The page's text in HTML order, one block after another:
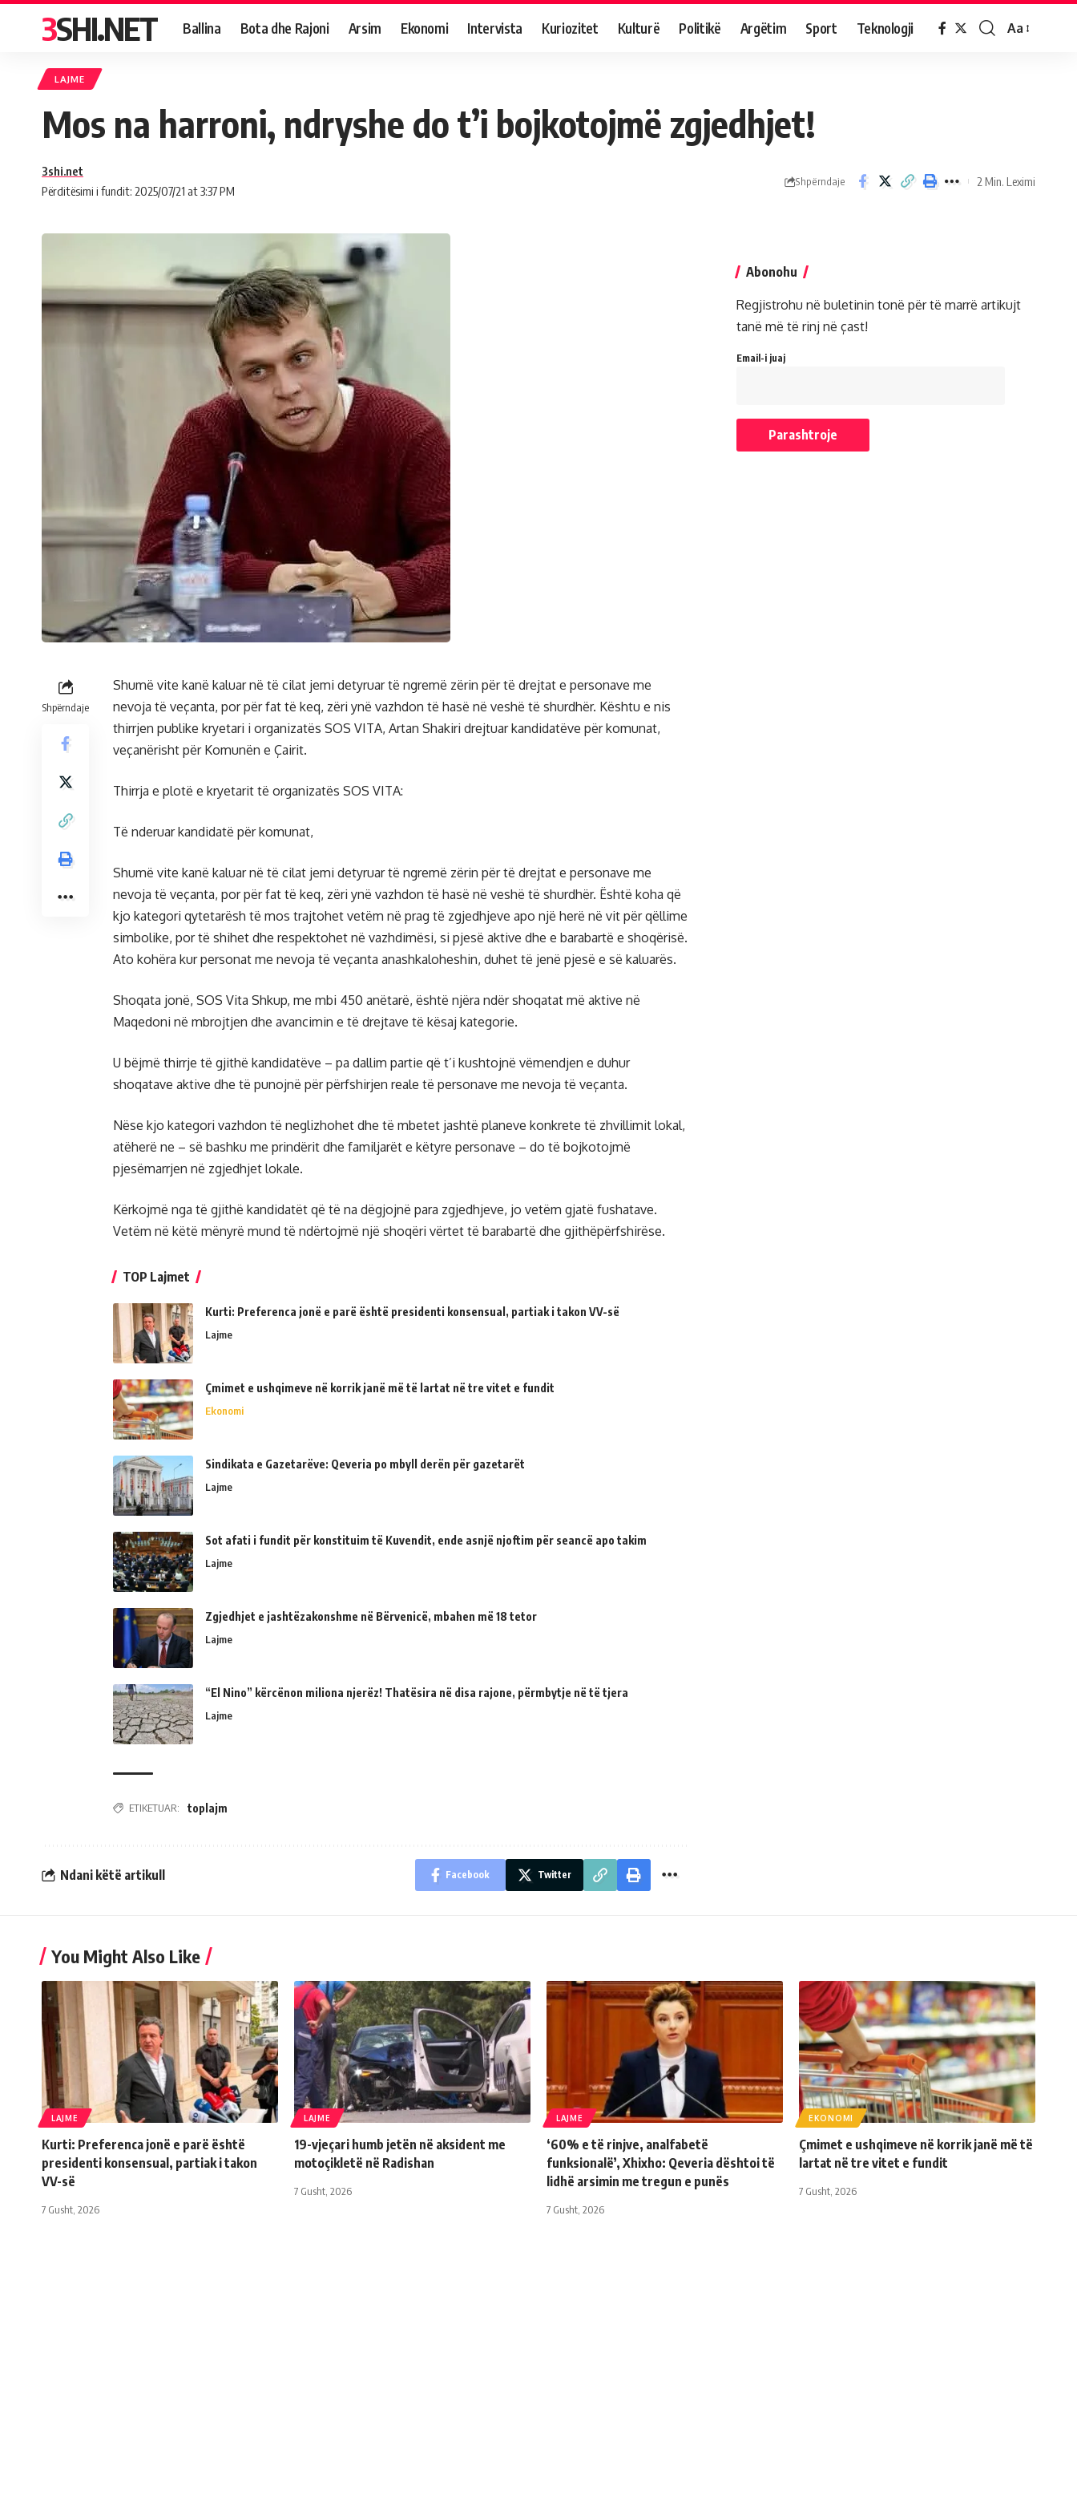
3SHI.NET Ballina Bota dhe Rajoni Arsim Ekonomi Intervista Kuriozitet Kulturë Politikë Argëtim Sport Teknologji Aa
LAJME
Mos na harroni, ndryshe do t’i bojkotojmë zgjedhjet!
Përditësimi i fundit: 2025/07/21 at 3:37 PM
3shi.net
Shpërndaje 2 Min. Leximi
Shpërndaje
Shumë vite kanë kaluar në të cilat jemi detyruar të ngremë zërin për të drejtat e personave me
nevoja të veçanta, por për fat të keq, zëri ynë vazhdon të hasë në veshë të shurdhër. Kështu e nis
thirrjen publike kryetari i organizatës SOS VITA, Artan Shakiri drejtuar kandidatëve për komunat,
veçanërisht për Komunën e Çairit.
Thirrja e plotë e kryetarit të organizatës SOS VITA:
Të nderuar kandidatë për komunat,
Shumë vite kanë kaluar në të cilat jemi detyruar të ngremë zërin për të drejtat e personave me
nevoja të veçanta, por për fat të keq, zëri ynë vazhdon të hasë në veshë të shurdhër. Është koha që
kjo kategori qytetarësh të mos trajtohet vetëm në prag të zgjedhjeve apo një herë në vit për qëllime
simbolike, por të shihet dhe respektohet në vazhdimësi, si pjesë aktive dhe e barabartë e shoqërisë.
Ato kohëra kur personat me nevoja të veçanta anashkaloheshin, duhet të jenë pjesë e së kaluarës.
Shoqata jonë, SOS Vita Shkup, me mbi 450 anëtarë, është njëra ndër shoqatat më aktive në
Maqedoni në mbrojtjen dhe avancimin e të drejtave të kësaj kategorie.
U bëjmë thirrje të gjithë kandidatëve – pa dallim partie që t’i kushtojnë vëmendjen e duhur
shoqatave aktive dhe të punojnë për përfshirjen reale të personave me nevoja të veçanta.
Nëse kjo kategori vazhdon të neglizhohet dhe të mbetet jashtë planeve konkrete të zhvillimit lokal,
atëherë ne – së bashku me prindërit dhe familjarët e këtyre personave – do të bojkotojmë
pjesëmarrjen në zgjedhjet lokale.
Kërkojmë nga të gjithë kandidatët që të na dëgjojnë para zgjedhjeve, jo vetëm gjatë fushatave.
Vetëm në këtë mënyrë mund të ndërtojmë një shoqëri vërtet të barabartë dhe gjithëpërfshirëse.
TOP Lajmet
Kurti: Preferenca jonë e parë është presidenti konsensual, partiak i takon VV-së
Lajme
Çmimet e ushqimeve në korrik janë më të lartat në tre vitet e fundit
Ekonomi
Sindikata e Gazetarëve: Qeveria po mbyll derën për gazetarët
Lajme
Sot afati i fundit për konstituim të Kuvendit, ende asnjë njoftim për seancë apo takim
Lajme
Zgjedhjet e jashtëzakonshme në Bërvenicë, mbahen më 18 tetor
Lajme
“El Nino” kërcënon miliona njerëz! Thatësira në disa rajone, përmbytje në të tjera
Lajme
ETIKETUAR: toplajm
Ndani këtë artikull Facebook Twitter
Abonohu
Regjistrohu në buletinin tonë për të marrë artikujt
tanë më të rinj në çast!
Email-i juaj
You Might Also Like
LAJME
Kurti: Preferenca jonë e parë është
presidenti konsensual, partiak i takon
VV-së
7 Gusht, 2026
LAJME
19-vjeçari humb jetën në aksident me
motoçikletë në Radishan
7 Gusht, 2026
LAJME
‘60% e të rinjve, analfabetë
funksionalë’, Xhixho: Qeveria dështoi të
lidhë arsimin me tregun e punës
7 Gusht, 2026
EKONOMI
Çmimet e ushqimeve në korrik janë më të
lartat në tre vitet e fundit
7 Gusht, 2026